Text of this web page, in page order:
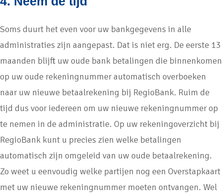
Soms duurt het even voor uw bankgegevens in alle
administraties zijn aangepast. Dat is niet erg. De eerste 13
maanden blijft uw oude bank betalingen die binnenkomen
op uw oude rekeningnummer automatisch overboeken
naar uw nieuwe betaalrekening bij RegioBank. Ruim de
tijd dus voor iedereen om uw nieuwe rekeningnummer op
te nemen in de administratie. Op uw rekeningoverzicht bij
RegioBank kunt u precies zien welke betalingen
automatisch zijn omgeleid van uw oude betaalrekening.
Zo weet u eenvoudig welke partijen nog een Overstapkaart
met uw nieuwe rekeningnummer moeten ontvangen. Wel